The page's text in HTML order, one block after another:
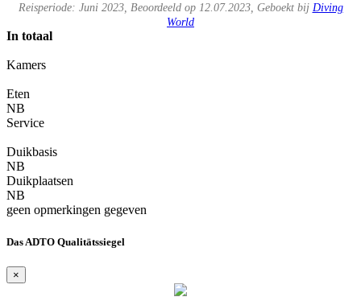
Reisperiode: Juni 2023, Beoordeeld op 12.07.2023, Geboekt bij Diving
World
In totaal
Kamers
Eten
NB
Service
Duikbasis
NB
Duikplaatsen
NB
geen opmerkingen gegeven
Das ADTO Qualitätssiegel
×